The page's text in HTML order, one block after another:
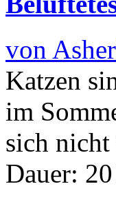
von
Katzen
im
sich
Dauer: